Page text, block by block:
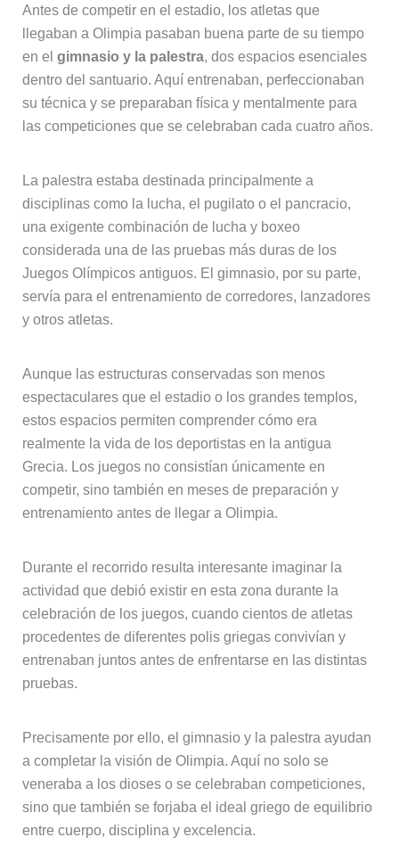
Antes de competir en el estadio, los atletas que
llegaban a Olimpia pasaban buena parte de su tiempo
en el gimnasio y la palestra, dos espacios esenciales
dentro del santuario. Aquí entrenaban, perfeccionaban
su técnica y se preparaban física y mentalmente para
las competiciones que se celebraban cada cuatro años.
La palestra estaba destinada principalmente a
disciplinas como la lucha, el pugilato o el pancracio,
una exigente combinación de lucha y boxeo
considerada una de las pruebas más duras de los
Juegos Olímpicos antiguos. El gimnasio, por su parte,
servía para el entrenamiento de corredores, lanzadores
y otros atletas.
Aunque las estructuras conservadas son menos
espectaculares que el estadio o los grandes templos,
estos espacios permiten comprender cómo era
realmente la vida de los deportistas en la antigua
Grecia. Los juegos no consistían únicamente en
competir, sino también en meses de preparación y
entrenamiento antes de llegar a Olimpia.
Durante el recorrido resulta interesante imaginar la
actividad que debió existir en esta zona durante la
celebración de los juegos, cuando cientos de atletas
procedentes de diferentes polis griegas convivían y
entrenaban juntos antes de enfrentarse en las distintas
pruebas.
Precisamente por ello, el gimnasio y la palestra ayudan
a completar la visión de Olimpia. Aquí no solo se
veneraba a los dioses o se celebraban competiciones,
sino que también se forjaba el ideal griego de equilibrio
entre cuerpo, disciplina y excelencia.